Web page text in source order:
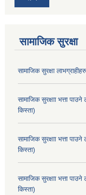
सामाजिक सुरक्षा
सामाजिक सुरक्षा
सामाजिक सुरक्षाा भत्ता
किस्ता)
सामाजिक सुरक्षाा भत्ता
किस्ता)
सामाजिक सुरक्षाा भत्ता
किस्ता)